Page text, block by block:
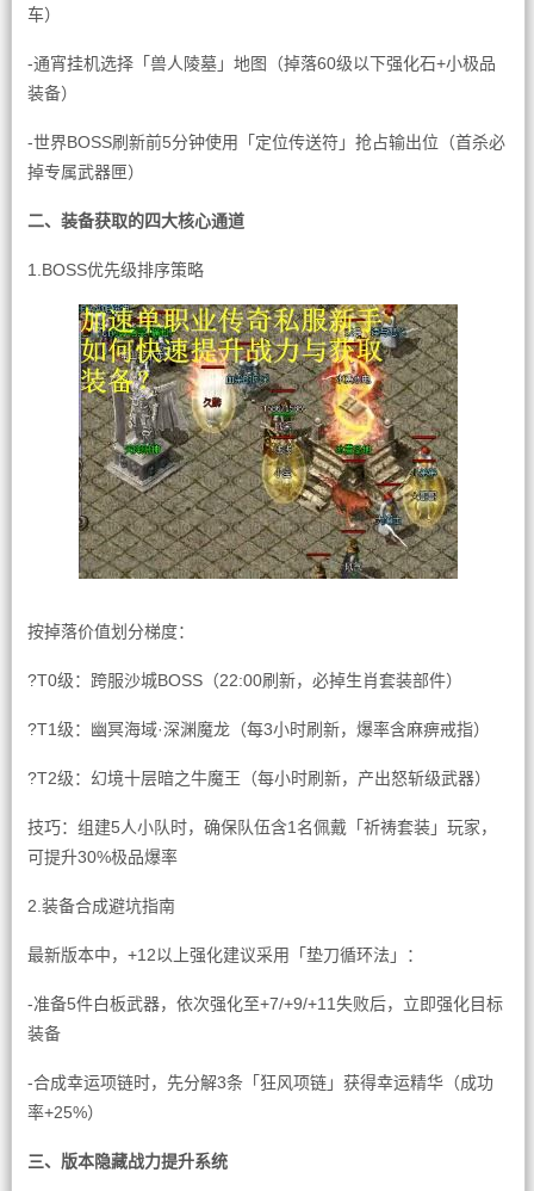
车）
-通宵挂机选择「兽人陵墓」地图（掉落60级以下强化石+小极品
装备）
-世界BOSS刷新前5分钟使用「定位传送符」抢占输出位（首杀必
掉专属武器匣）
二、装备获取的四大核心通道
1.BOSS优先级排序策略
按掉落价值划分梯度：
?T0级：跨服沙城BOSS（22:00刷新，必掉生肖套装部件）
?T1级：幽冥海域·深渊魔龙（每3小时刷新，爆率含麻痹戒指）
?T2级：幻境十层暗之牛魔王（每小时刷新，产出怒斩级武器）
技巧：组建5人小队时，确保队伍含1名佩戴「祈祷套装」玩家，
可提升30%极品爆率
2.装备合成避坑指南
最新版本中，+12以上强化建议采用「垫刀循环法」：
-准备5件白板武器，依次强化至+7/+9/+11失败后，立即强化目标
装备
-合成幸运项链时，先分解3条「狂风项链」获得幸运精华（成功
率+25%）
三、版本隐藏战力提升系统